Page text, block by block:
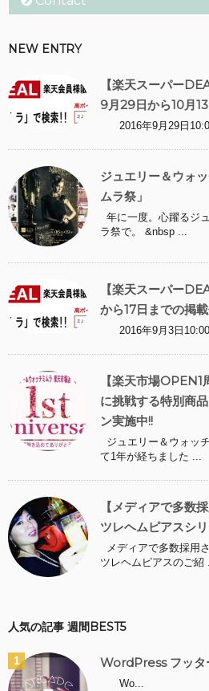
NEW ENTRY
【楽天スーパー
9月29日から10月
2016年9月29日
ジュエリー＆ウォ
ムラ祭」
年に一度。心躍るジ
ラ祭で。 &nbsp ...
【楽天スーパー
から17日までの掲
2016年9月3日10:00
【楽天市場
に挑戦する特別商
ン実施中!!
ジュエリー＆ウォッ
て1年が経ちました ...
【メディアで多数
ツレヘムピアスシ
メディアで多数採用
ツレヘムピアスのご紹
人気の記事 週間BEST5
WordPress フッタ
Wo...